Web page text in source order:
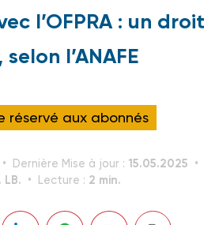
l’OFPRA : un droit
l’ANAFE
réservé aux abonnés
Dernière Mise à jour : 15.05.2025
LB. Lecture : 2 min.